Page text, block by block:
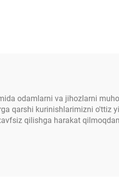
odamlarni va jihozlarni
qarshi kurinishlarimizni o'ttiz
qilishga harakat